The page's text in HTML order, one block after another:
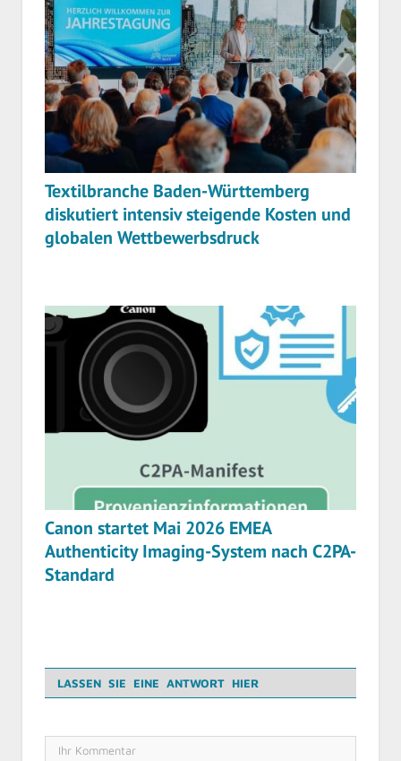
Textilbranche Baden-Württemberg
diskutiert intensiv steigende Kosten und
globalen Wettbewerbsdruck
Canon startet Mai 2026 EMEA
Authenticity Imaging-System nach C2PA-
Standard
LASSEN SIE EINE ANTWORT HIER